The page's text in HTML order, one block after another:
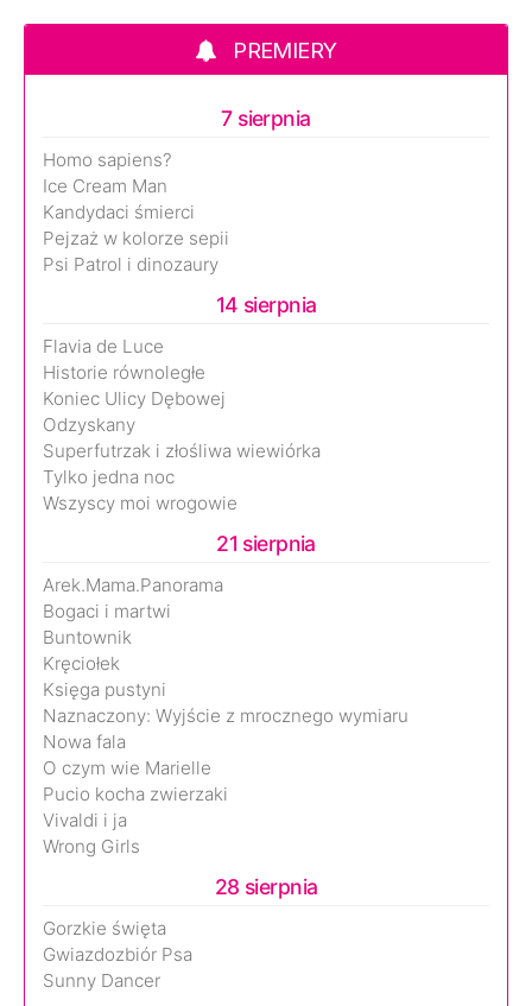
PREMIERY
7 sierpnia
Homo sapiens?
Ice Cream Man
Kandydaci śmierci
Pejzaż w kolorze sepii
Psi Patrol i dinozaury
14 sierpnia
Flavia de Luce
Historie równoległe
Koniec Ulicy Dębowej
Odzyskany
Superfutrzak i złośliwa wiewiórka
Tylko jedna noc
Wszyscy moi wrogowie
21 sierpnia
Arek.Mama.Panorama
Bogaci i martwi
Buntownik
Kręciołek
Księga pustyni
Naznaczony: Wyjście z mrocznego wymiaru
Nowa fala
O czym wie Marielle
Pucio kocha zwierzaki
Vivaldi i ja
Wrong Girls
28 sierpnia
Gorzkie święta
Gwiazdozbiór Psa
Sunny Dancer